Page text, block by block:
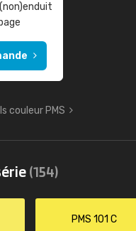
couleur PMS
(154)
PMS 101 C